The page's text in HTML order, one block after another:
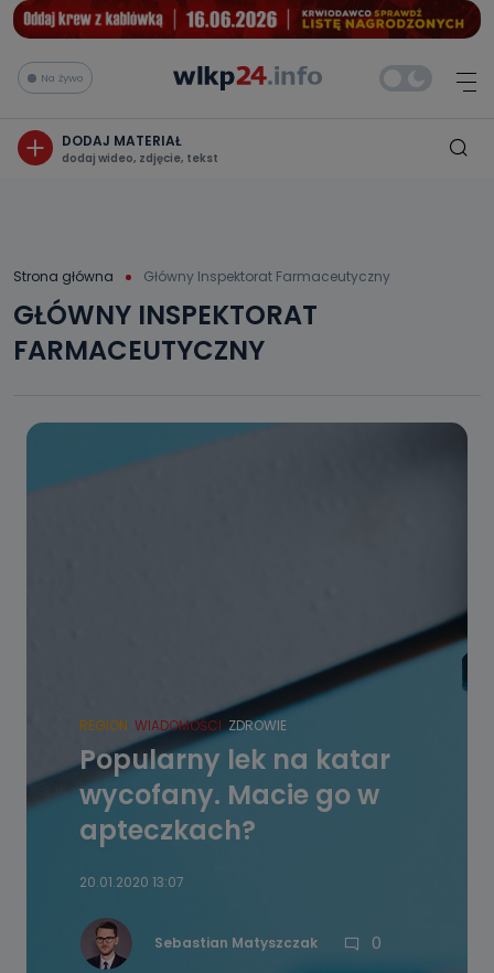
Na żywo
DODAJ MATERIAŁ
dodaj wideo, zdjęcie, tekst
Strona główna Główny Inspektorat Farmaceutyczny
GŁÓWNY INSPEKTORAT
FARMACEUTYCZNY
REGION WIADOMOŚCI ZDROWIE
Popularny lek na katar
wycofany. Macie go w
apteczkach?
20.01.2020 13:07
Sebastian Matyszczak 0